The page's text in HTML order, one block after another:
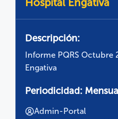
Descripción:
Informe PQRS Octubre
Engativa
Periodicidad:
Admin-Portal